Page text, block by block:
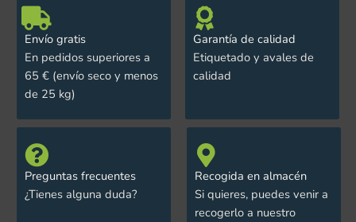
Envío gratis
En pedidos superiores a
65 € (envío seco y menos
de 25 kg)
Garantía de calidad
Etiquetado y avales de
calidad
Preguntas frecuentes
¿Tienes alguna duda?
Recogida en almacén
Si quieres, puedes venir a
recogerlo a nuestro